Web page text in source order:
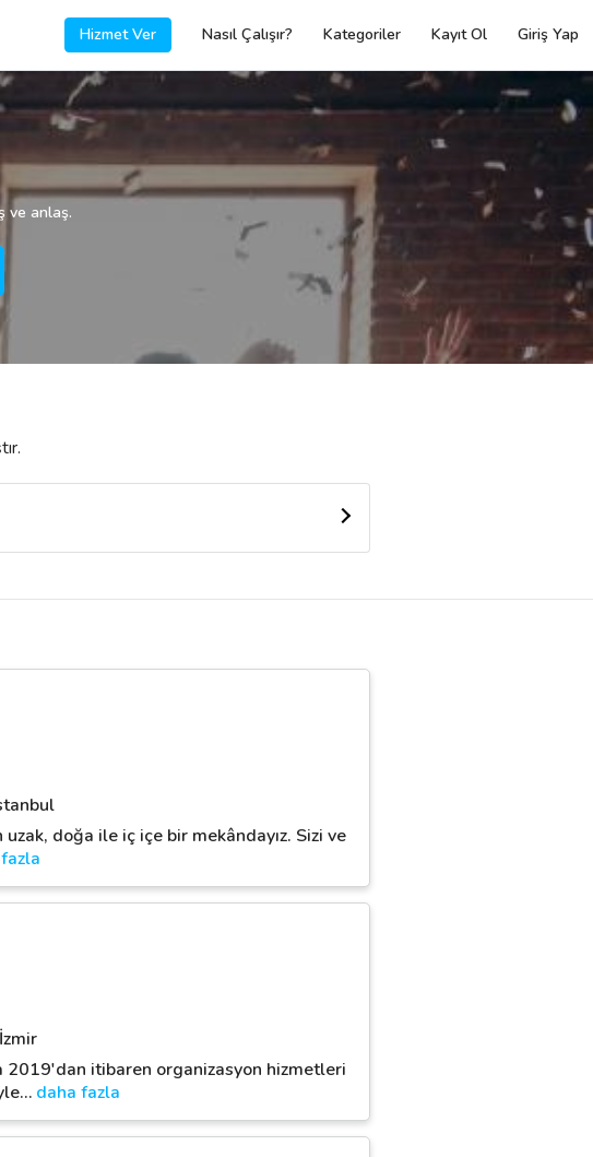
Hizmet Ver Nasıl Çalışır? Kategoriler Kayıt Ol Giriş Yap
ve anlaş.
doğa ile iç içe bir mekândayız. Sizi ve
2019'dan itibaren organizasyon hizmetleri
… daha fazla